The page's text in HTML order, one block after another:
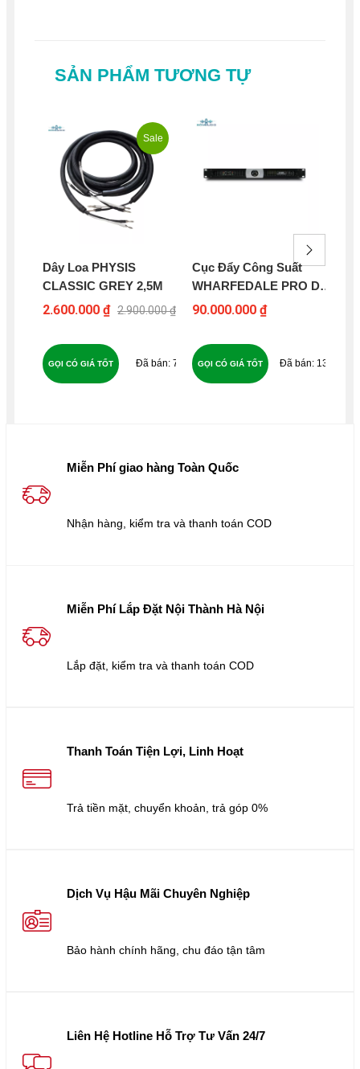
SẢN PHẨM TƯƠNG TỰ
Sale
Dây Loa PHYSIS
CLASSIC GREY 2,5M
2.600.000 ₫ 2.900.000 ₫
73
GỌI CÓ GIÁ TỐT
Cục Đẩy Công Suất
WHARFEDALE PRO DP
2200
90.000.000 ₫
134
GỌI CÓ GIÁ TỐT
Miễn Phí giao hàng Toàn Quốc
Nhận hàng, kiểm tra và thanh toán COD
Miễn Phí Lắp Đặt Nội Thành Hà Nội
Lắp đặt, kiểm tra và thanh toán COD
Thanh Toán Tiện Lợi, Linh Hoạt
Trả tiền mặt, chuyển khoản, trả góp 0%
Dịch Vụ Hậu Mãi Chuyên Nghiệp
Bảo hành chính hãng, chu đáo tận tâm
Liên Hệ Hotline Hỗ Trợ Tư Vấn 24/7